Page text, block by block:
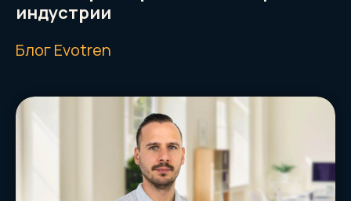
индустрии
Блог Evotren
Тренировки с гирями